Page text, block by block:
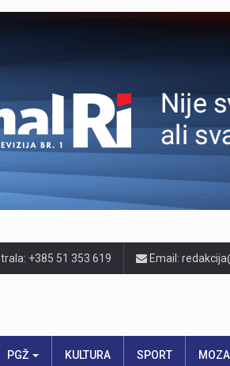
+385 51 353 619 Email:
PGŽ KULTURA SPORT